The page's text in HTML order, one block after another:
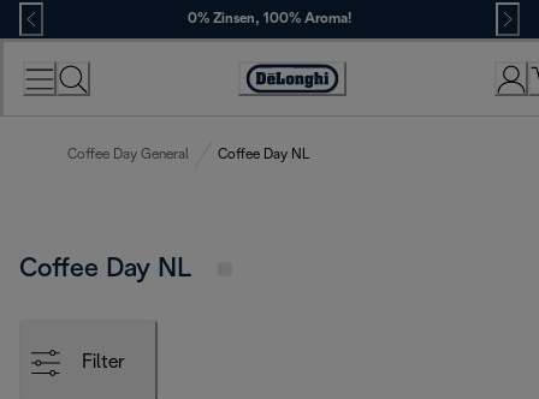
Skip
to
Content
0% Zinsen, 100% Aroma!
Erklärung
Zugänglichkeit
Coffee Day General Coffee Day NL
Coffee Day NL
Filter